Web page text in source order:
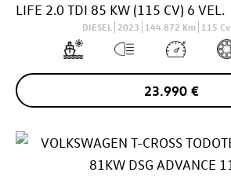
LIFE 2.0 TDI 85 KW (115 CV) 6 VEL.
DIESEL 2023 144.872 Km 115 Cv
23.990 €